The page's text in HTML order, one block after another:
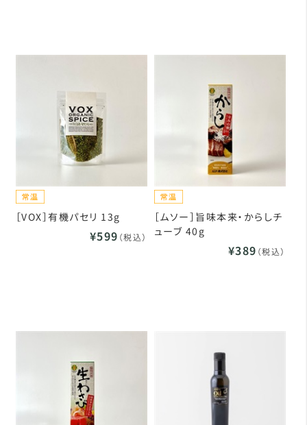
［VOX］有機パセリ 13g
¥599 （税込）
［ムソー］旨味本来・からしチ
ューブ 40g
¥389 （税込）